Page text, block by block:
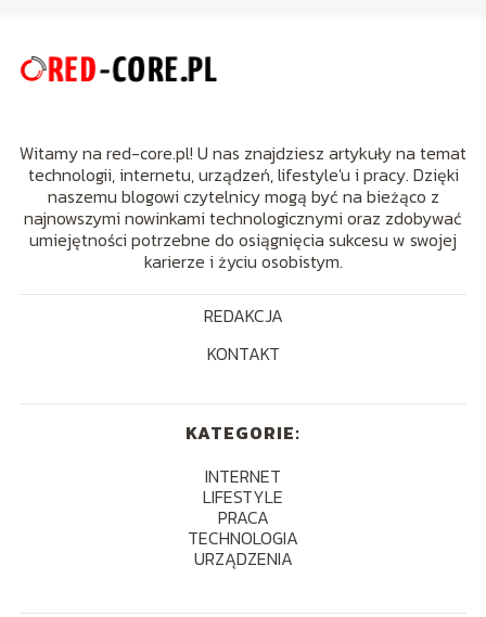
Witamy na red-core.pl! U nas znajdziesz artykuły na temat
technologii, internetu, urządzeń, lifestyle'u i pracy. Dzięki
naszemu blogowi czytelnicy mogą być na bieżąco z
najnowszymi nowinkami technologicznymi oraz zdobywać
umiejętności potrzebne do osiągnięcia sukcesu w swojej
karierze i życiu osobistym.
REDAKCJA
KONTAKT
KATEGORIE:
INTERNET
LIFESTYLE
PRACA
TECHNOLOGIA
URZĄDZENIA